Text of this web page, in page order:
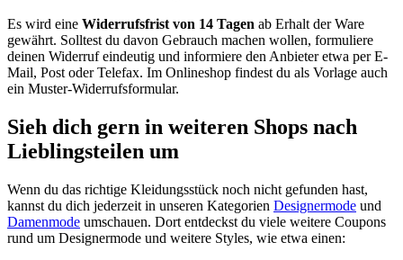
Es wird eine Widerrufsfrist von 14 Tagen ab Erhalt der Ware
gewährt. Solltest du davon Gebrauch machen wollen, formuliere
deinen Widerruf eindeutig und informiere den Anbieter etwa per E-
Mail, Post oder Telefax. Im Onlineshop findest du als Vorlage auch
ein Muster-Widerrufsformular.
Sieh dich gern in weiteren Shops nach
Lieblingsteilen um
Wenn du das richtige Kleidungsstück noch nicht gefunden hast,
kannst du dich jederzeit in unseren Kategorien Designermode und
Damenmode umschauen. Dort entdeckst du viele weitere Coupons
rund um Designermode und weitere Styles, wie etwa einen: